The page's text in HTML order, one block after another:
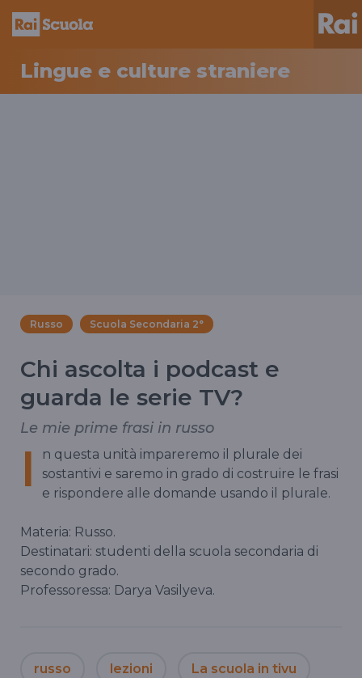
Lingue e culture straniere
Russo Scuola Secondaria 2°
Chi ascolta i podcast e
guarda le serie TV?
Le mie prime frasi in russo
I
n questa unità impareremo il plurale dei
sostantivi e saremo in grado di costruire le frasi
e rispondere alle domande usando il plurale.
Materia: Russo.
Destinatari: studenti della scuola secondaria di
secondo grado.
Professoressa: Darya Vasilyeva.
russo lezioni La scuola in tivu